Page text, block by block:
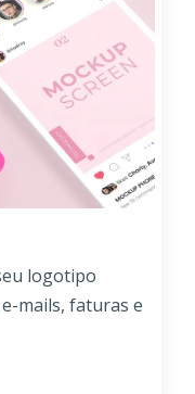
logotipo
mails, faturas e